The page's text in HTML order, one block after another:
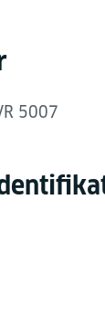
5007